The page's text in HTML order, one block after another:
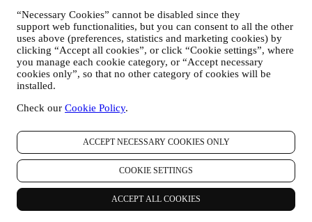
“Necessary Cookies” cannot be disabled since they
support web functionalities, but you can consent to all the other
uses above (preferences, statistics and marketing cookies) by
clicking “Accept all cookies”, or click “Cookie settings”, where
you manage each cookie category, or “Accept necessary
cookies only”, so that no other category of cookies will be
installed.
Check our Cookie Policy.
ACCEPT NECESSARY COOKIES ONLY
COOKIE SETTINGS
ACCEPT ALL COOKIES
1. QUANDO E QUE TIPO DE INFORMAÇÃO RECOLHEMOS DE SI?
Dados pessoais” significa qualquer informação relacionada consigo
e que nos permite identificá-lo, diretamente ou em combinação com
outras informações.
Crianças: este site não se destina a crianças e não reunimos
intencionalmente dados relacionados a crianças.
Podemos reunir os seus dados pessoais quando utiliza o nosso site (o
Creuset no site ou nas lojas Le Creuset (Boutiques Signature e
pessoais podem dizer respeito a:
nome, sobrenome, endereço de e-mail, data de nascimento e
outros detalhes de contato (endereço, número de telefone e
endereço de e-mail), para registrar uma conta Le Creuset ou
comprar como usuário convidado, ou para assinar nossa
newsletter no site ou na loja.